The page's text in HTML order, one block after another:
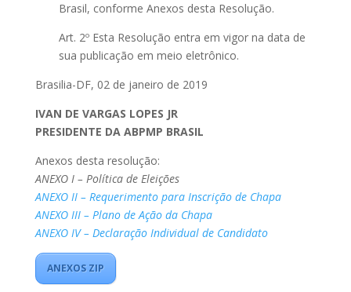
Brasil, conforme Anexos desta Resolução.
Art. 2º Esta Resolução entra em vigor na data de
sua publicação em meio eletrônico.
Brasilia-DF, 02 de janeiro de 2019
IVAN DE VARGAS LOPES JR
PRESIDENTE DA ABPMP BRASIL
Anexos desta resolução:
ANEXO I – Política de Eleições
ANEXO II – Requerimento para Inscrição de Chapa
ANEXO III – Plano de Ação da Chapa
ANEXO IV – Declaração Individual de Candidato
ANEXOS ZIP